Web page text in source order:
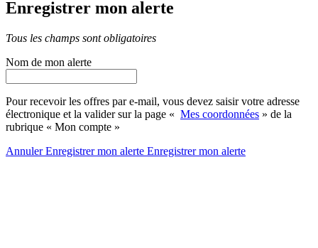
Enregistrer mon alerte
Tous les champs sont obligatoires
Nom de mon alerte
Pour recevoir les offres par e-mail, vous devez saisir votre adresse
électronique et la valider sur la page « Mes coordonnées » de la
rubrique « Mon compte »
AnnulerEnregistrer mon alerte Enregistrermon alerte